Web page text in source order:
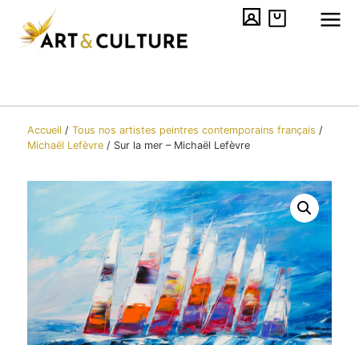
Accueil / Tous nos artistes peintres contemporains​ français /
Michaël Lefèvre/ Sur la mer – Michaël Lefèvre